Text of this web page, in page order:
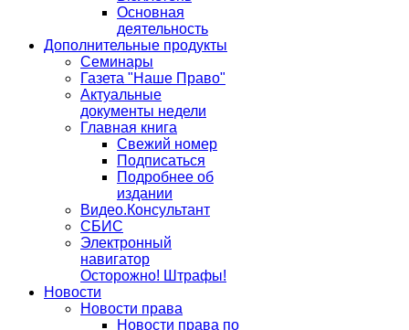
Основная
деятельность
Дополнительные продукты
Семинары
Газета "Наше Право"
Актуальные
документы недели
Главная книга
Свежий номер
Подписаться
Подробнее об
издании
Видео.Консультант
СБИС
Электронный
навигатор
Осторожно! Штрафы!
Новости
Новости права
Новости права по